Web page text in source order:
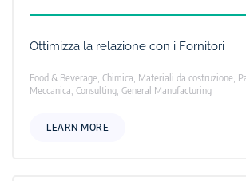
Ottimizza la relazione con i Fornitori
Food & Beverage, Chimica, Materiali da costruzione,
Meccanica, Consulting, General Manufacturing
LEARN MORE